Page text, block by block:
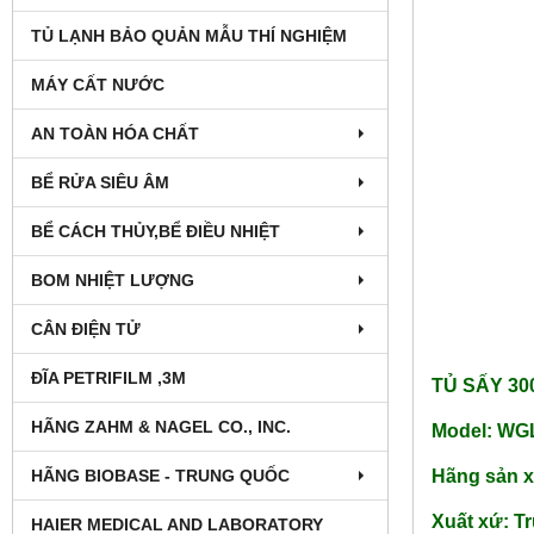
TỦ LẠNH BẢO QUẢN MẪU THÍ NGHIỆM
MÁY CẤT NƯỚC
AN TOÀN HÓA CHẤT
BỂ RỬA SIÊU ÂM
BỂ CÁCH THỦY,BỂ ĐIỀU NHIỆT
BOM NHIỆT LƯỢNG
CÂN ĐIỆN TỬ
ĐĨA PETRIFILM ,3M
HÃNG ZAHM & NAGEL CO., INC.
HÃNG BIOBASE - TRUNG QUỐC
HAIER MEDICAL AND LABORATORY
TỦ SẤY
Model:
Hãng sản
Xuất xứ: